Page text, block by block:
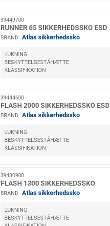
39449700
RUNNER 65 SIKKERHEDSSKO ESD
BRAND Atlas sikkerhedssko
LUKNING
BESKYTTELSESTÅHÆTTE
KLASSIFIKATION
39444600
FLASH 2000 SIKKERHEDSSKO ESD
BRAND Atlas sikkerhedssko
LUKNING
BESKYTTELSESTÅHÆTTE
KLASSIFIKATION
39430900
FLASH 1300 SIKKERHEDSSKO
BRAND Atlas sikkerhedssko
LUKNING
BESKYTTELSESTÅHÆTTE